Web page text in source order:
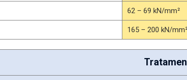
62 – 69 kN/mm²
165 – 200 kN/